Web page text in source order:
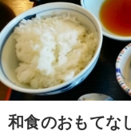
和食のおもてな